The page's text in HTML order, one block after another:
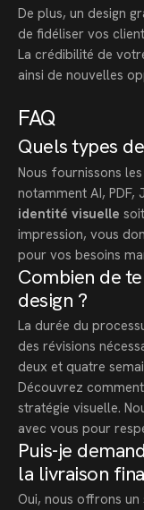
De plus, un design
de fidéliser vos
La crédibilité de
ainsi de nouvelles
FAQ
Quels types
Nous fournissons
notamment AI, PDF,
identité visuelle
impression, vous
pour vos besoins
Combien de
design ?
La durée du
des révisions
deux et quatre
Découvrez
stratégie visuelle.
avec vous pour
Puis-je
la livraison
Oui, nous offrons